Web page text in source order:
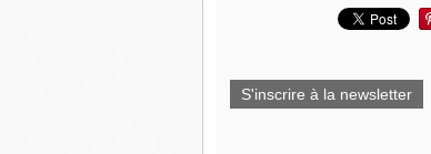
S'inscrire à la newsletter